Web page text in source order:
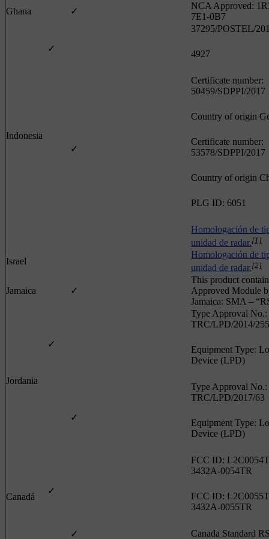
Ghana ✓
NCA Approved:
7E1-0B7
Indonesia
✓
37295/POSTEL/
4927
✓
Certificate number:
50459/SDPPI/2017
Country of origin
Certificate number:
53578/SDPPI/2017
Country of origin
PLG ID: 6051
Homologación de
unidad de radar.[1]
Israel
Homologación de
unidad de radar.[2]
Jamaica ✓
This product
Approved Module
Jamaica: SMA –
Jordania
✓
Type Approval No.:
TRC/LPD/2014/255
Equipment Type:
Device (LPD)
✓
Type Approval No.:
TRC/LPD/2017/63
Equipment Type:
Device (LPD)
Canadá
✓
FCC ID:
3432A-0054TR
FCC ID:
3432A-0055TR
✓ Canada Standard